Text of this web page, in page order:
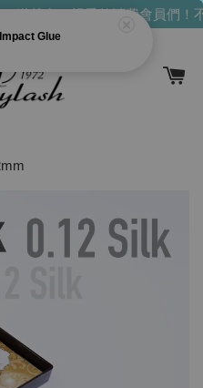
送越多！親愛的消費會員們！
Glue